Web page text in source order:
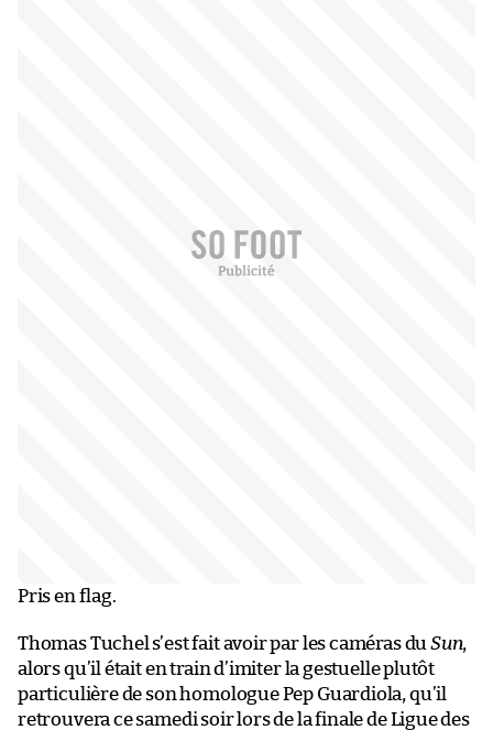
Pris en flag.
Thomas Tuchel s’est fait avoir par les caméras du Sun,
alors qu’il était en train d’imiter la gestuelle plutôt
particulière de son homologue Pep Guardiola, qu’il
retrouvera ce samedi soir lors de la finale de Ligue des